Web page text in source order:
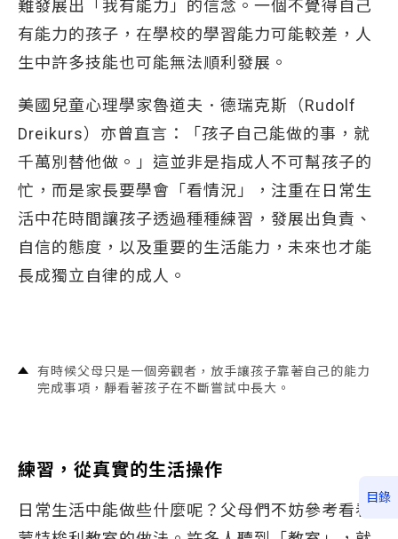
難發展出「我有能力」的信念。一個不覺得自己
有能力的孩子，在學校的學習能力可能較差，人
生中許多技能也可能無法順利發展。
美國兒童心理學家魯道夫．德瑞克斯（Rudolf
Dreikurs）亦曾直言：「孩子自己能做的事，就
千萬別替他做。」這並非是指成人不可幫孩子的
忙，而是家長要學會「看情況」，注重在日常生
活中花時間讓孩子透過種種練習，發展出負責、
自信的態度，以及重要的生活能力，未來也才能
長成獨立自律的成人。
有時候父母只是一個旁觀者，放手讓孩子靠著自己的能力
完成事項，靜看著孩子在不斷嘗試中長大。
練習，從真實的生活操作
日常生活中能做些什麼呢？父母們不妨參考看看
目錄